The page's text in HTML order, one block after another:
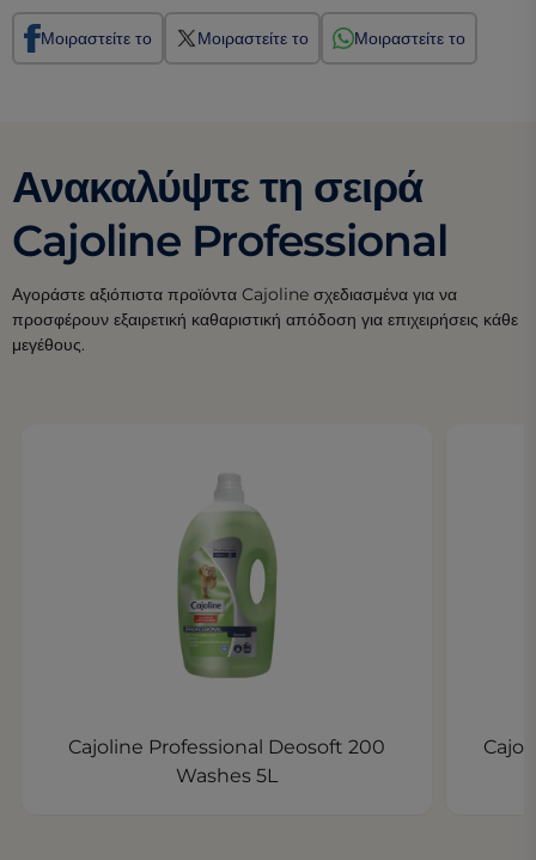
Μοιραστείτε το Μοιραστείτε το Μοιραστείτε το
Ανακαλύψτε τη σειρά
Cajoline Professional
Αγοράστε αξιόπιστα προϊόντα Cajoline σχεδιασμένα για να
προσφέρουν εξαιρετική καθαριστική απόδοση για επιχειρήσεις κάθε
μεγέθους.
Cajoline Professional Deosoft 200
Washes 5L